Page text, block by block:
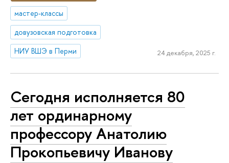
мастер-классы
довузовская подготовка
НИУ ВШЭ в Перми
24 декабря, 2025 г.
Сегодня исполняется 80
лет ординарному
профессору Анатолию
Прокопьевичу Иванову